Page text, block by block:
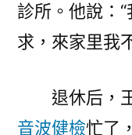
診所。他說：
求，來家里我
退休后，
音波健檢忙了